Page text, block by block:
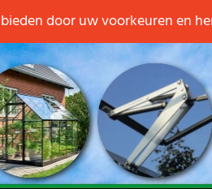
door uw voorkeuren en